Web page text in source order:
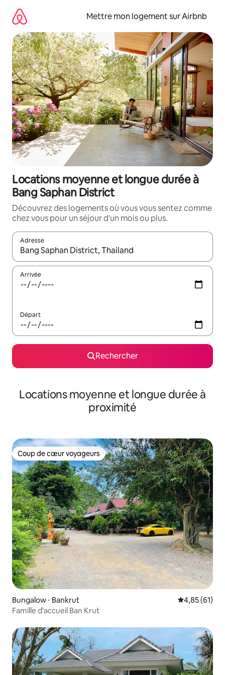
directement
contenu
Mettre mon logement sur Airbnb
Locations moyenne et longue durée à
Bang Saphan District
Découvrez des logements où vous vous sentez comme
chez vous pour un séjour d'un mois ou plus.
Adresse
Lorsque les résultats s'affichent, utilisez les flèches vers le
Arrivée
Départ
Rechercher
Locations moyenne et longue durée à
proximité
Coup de cœur voyageurs
Coup de cœur voyageurs
Bungalow ⋅ Bankrut Évaluation
4,85 (61)
Famille d'accueil Ban Krut